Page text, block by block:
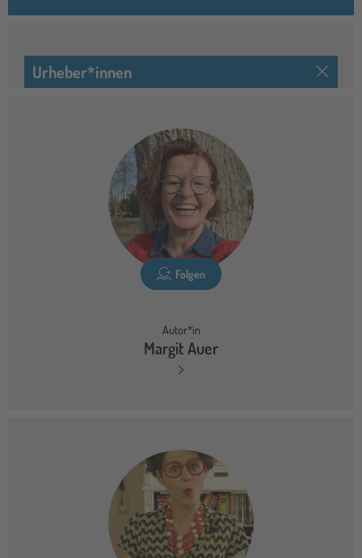
Urheber*innen
Folgen
Autor*in
Margit Auer